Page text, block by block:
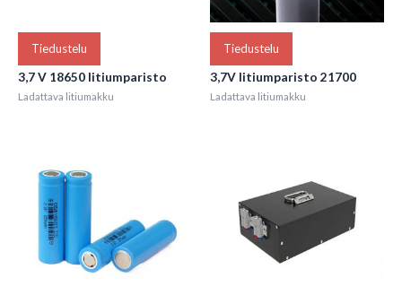
Tiedustelu
3,7 V 18650 litiumparisto
Ladattava litiumakku
Tiedustelu
3,7V litiumparisto 21700
Ladattava litiumakku